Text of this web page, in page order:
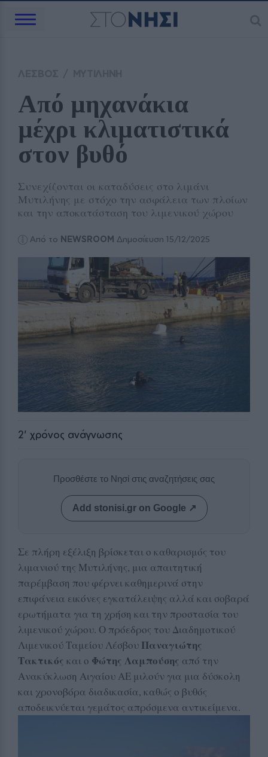
Από μηχανάκια
μέχρι κλιματιστικά
στον βυθό
Συνεχίζονται οι καταδύσεις στο λιμάνι
Μυτιλήνης με στόχο την ασφάλεια των πλοίων
και την αποκατάσταση του λιμενικού χώρου
Από το NEWSROOM Δημοσίευση 15/12/2025
2' χρόνος ανάγνωσης
Προσθέστε το Νησί στις αναζητήσεις σας
Add stonisi.gr on Google ↗
Σε πλήρη εξέλιξη βρίσκεται ο καθαρισμός του
λιμανιού της Μυτιλήνης, μια απαιτητική
παρέμβαση που φέρνει καθημερινά στην
επιφάνεια εικόνες εγκατάλειψης αλλά και σοβαρά
ερωτήματα για τη χρήση και την προστασία του
λιμενικού χώρου. Ο πρόεδρος του Διαδημοτικού
Λιμενικού Ταμείου Λέσβου Παναγιώτης
Τακτικός και ο Φώτης Λαμπούσης από την
Ανακύκλωση Αιγαίου ΑΕ μιλούν για μια δύσκολη
και χρονοβόρα διαδικασία, καθώς ο βυθός
αποδεικνύεται γεμάτος απρόσμενα αντικείμενα.